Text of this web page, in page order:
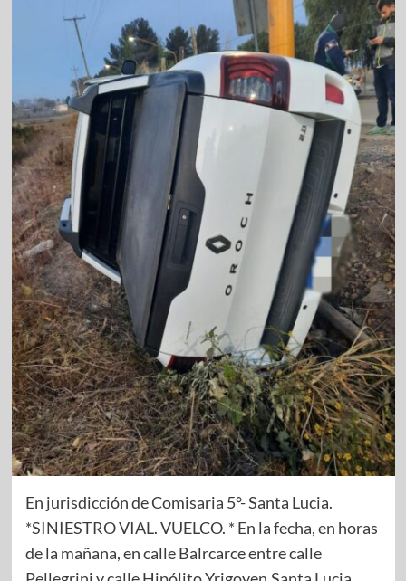
En jurisdicción de Comisaria 5°- Santa Lucia.
*SINIESTRO VIAL. VUELCO. * En la fecha, en horas
de la mañana, en calle Balrcarce entre calle